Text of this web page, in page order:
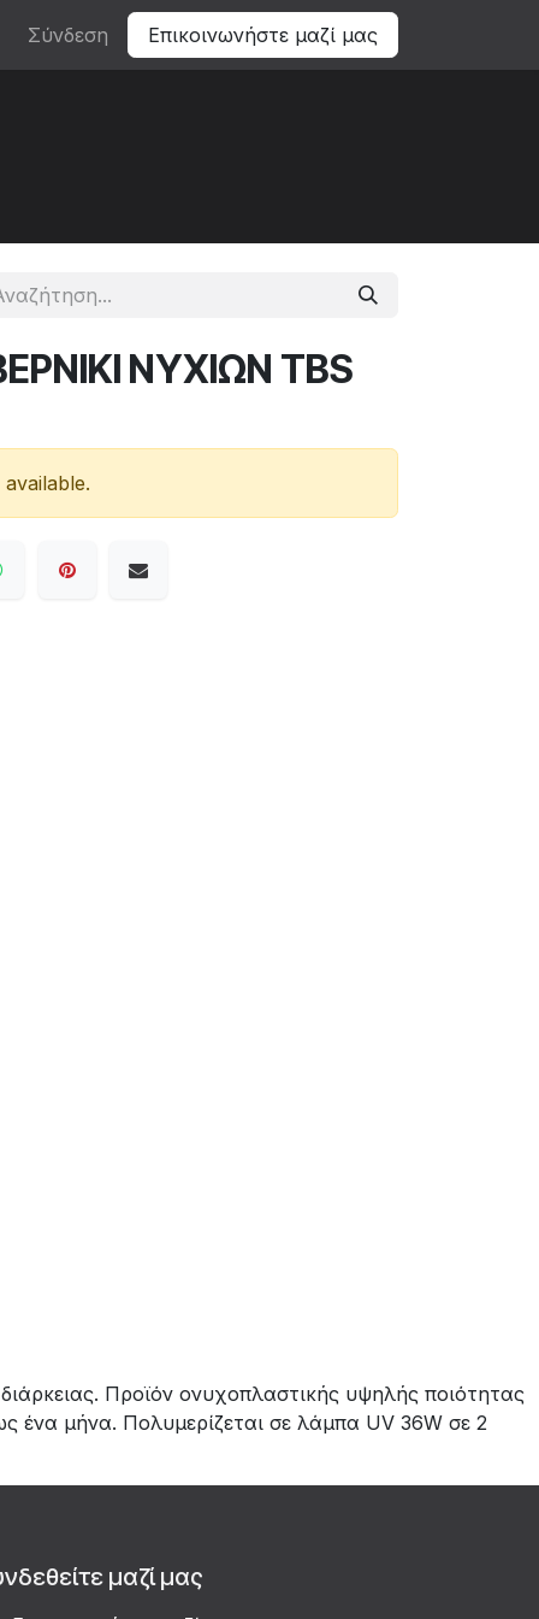
Σύνδεση Επικοινωνήστε μαζί μας
ΝΥΧΙΩΝ TBS
Προϊόν ονυχοπλαστικής υψηλής ποιότητας
ένα μήνα. Πολυμερίζεται σε λάμπα UV 36W σε 2
μαζί μας